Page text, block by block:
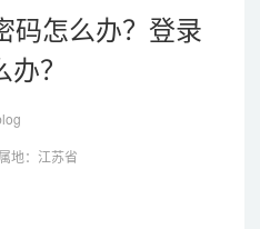
码怎么办？登录
？
地：江苏省